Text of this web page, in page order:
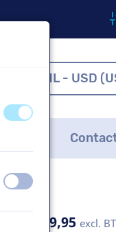
NL - USD
US$ 399,95 excl.
uit aan
uit aan